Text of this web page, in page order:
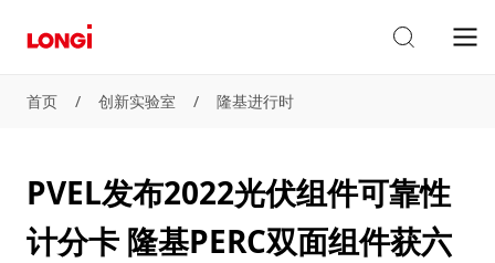
首页 / 创新实验室 / 隆基进行时
PVEL发布2022光伏组件可靠性
计分卡 隆基PERC双面组件获六